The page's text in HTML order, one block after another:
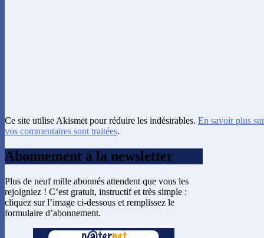
Ce site utilise Akismet pour réduire les indésirables. En savoir plus
vos commentaires sont traitées.
Abonnement à la newsletter
Plus de neuf mille abonnés attendent que vous les
rejoigniez ! C’est gratuit, instructif et très simple :
cliquez sur l’image ci-dessous et remplissez le
formulaire d’abonnement.